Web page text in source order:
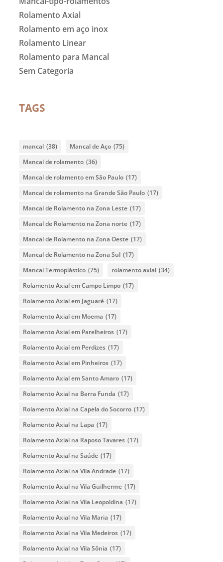
Rolamento Axial
Rolamento em aço inox
Rolamento Linear
Rolamento para Mancal
Sem Categoria
TAGS
mancal (38) Mancal de Aço (75)
Mancal de rolamento (36)
Mancal de rolamento em São Paulo (17)
Mancal de rolamento na Grande São Paulo (17)
Mancal de Rolamento na Zona Leste (17)
Mancal de Rolamento na Zona norte (17)
Mancal de Rolamento na Zona Oeste (17)
Mancal de Rolamento na Zona Sul (17)
Mancal Termoplástico (75) rolamento axial (34)
Rolamento Axial em Campo Limpo (17)
Rolamento Axial em Jaguaré (17)
Rolamento Axial em Moema (17)
Rolamento Axial em Parelheiros (17)
Rolamento Axial em Perdizes (17)
Rolamento Axial em Pinheiros (17)
Rolamento Axial em Santo Amaro (17)
Rolamento Axial na Barra Funda (17)
Rolamento Axial na Capela do Socorro (17)
Rolamento Axial na Lapa (17)
Rolamento Axial na Raposo Tavares (17)
Rolamento Axial na Saúde (17)
Rolamento Axial na Vila Andrade (17)
Rolamento Axial na Vila Guilherme (17)
Rolamento Axial na Vila Leopoldina (17)
Rolamento Axial na Vila Maria (17)
Rolamento Axial na Vila Medeiros (17)
Rolamento Axial na Vila Sônia (17)